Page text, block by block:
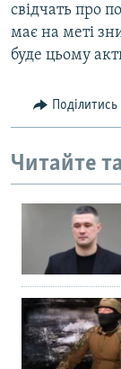
свідчать про
має на меті
буде цьому
Поділитись
Читайте